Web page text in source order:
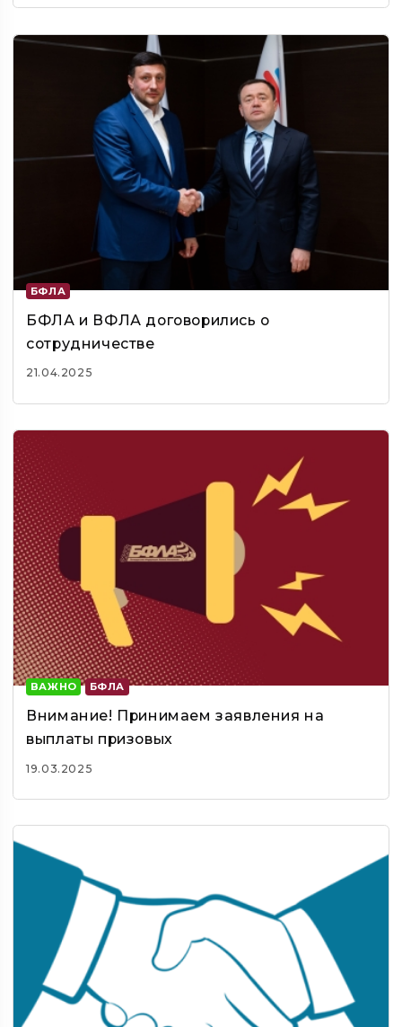
БФЛА
БФЛА и ВФЛА договорились о
сотрудничестве
21.04.2025
ВАЖНО БФЛА
Внимание! Принимаем заявления на
выплаты призовых
19.03.2025